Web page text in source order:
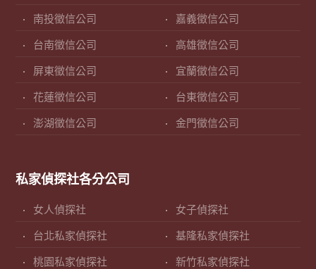
南投徵信公司 嘉義徵信公司
台南徵信公司 高雄徵信公司
屏東徵信公司 宜蘭徵信公司
花蓮徵信公司 台東徵信公司
澎湖徵信公司 金門徵信公司
私家偵探社各分公司
女人偵探社 女子偵探社
台北私家偵探社 基隆私家偵探社
桃園私家偵探社 新竹私家偵探社